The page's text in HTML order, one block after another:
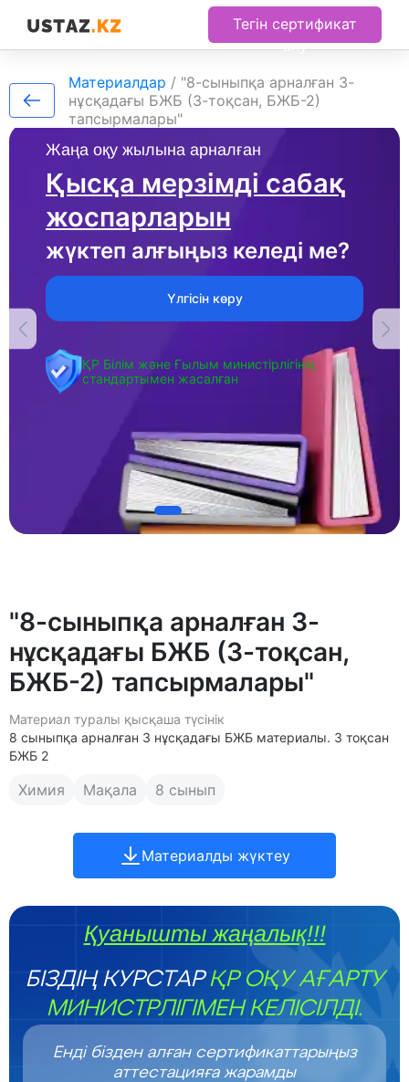
Тегін сертификат
алу
Жаңа оқу жылына арналған
Қысқа мерзімді сабақ
жоспарларын
жүктеп алғыңыз келеді ме?
Үлгісін көру
ҚР Білім және Ғылым министірлігінің
стандартымен жасалған
Материалдар / "8-сыныпқа арналған 3-
нұсқадағы БЖБ (3-тоқсан, БЖБ-2)
тапсырмалары"
"8-сыныпқа арналған 3-
нұсқадағы БЖБ (3-тоқсан,
БЖБ-2) тапсырмалары"
Материал туралы қысқаша түсінік
8 сыныпқа арналған 3 нұсқадағы БЖБ материалы. 3 тоқсан
БЖБ 2
Химия Мақала 8 сынып
Материалды жүктеу
Қуанышты жаңалық!!!
БІЗДІҢ КУРСТАРҚР ОҚУ АҒАРТУ
МИНИСТРЛІГІМЕН КЕЛІСІЛДІ.
Енді бізден алған сертификаттарыңыз
аттестацияға жарамды